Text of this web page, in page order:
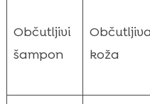
Občutljivi
šampon
koža